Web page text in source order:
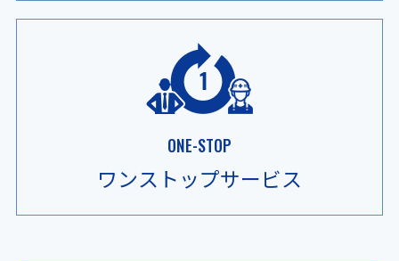
ONE-STOP
ワンストップサービス